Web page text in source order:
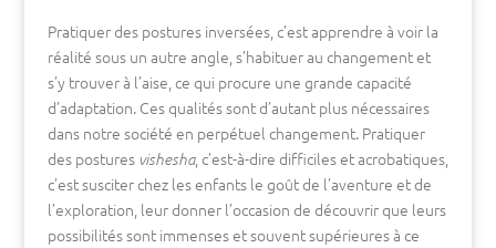
Pratiquer des postures inversées, c’est apprendre à voir la
réalité sous un autre angle, s’habituer au changement et
s’y trouver à l’aise, ce qui procure une grande capacité
d’adaptation. Ces qualités sont d’autant plus nécessaires
dans notre société en perpétuel changement. Pratiquer
des postures vishesha, c’est-à-dire difficiles et acrobatiques,
c’est susciter chez les enfants le goût de l’aventure et de
l’exploration, leur donner l’occasion de découvrir que leurs
possibilités sont immenses et souvent supérieures à ce